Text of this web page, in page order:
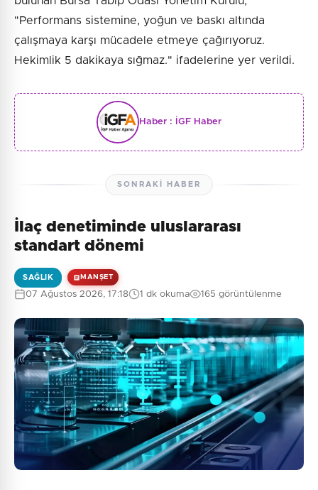
"Performans sistemine, yoğun ve baskı altında
çalışmaya karşı mücadele etmeye çağırıyoruz.
Hekimlik 5 dakikaya sığmaz." ifadelerine yer verildi.
Haber : İGF Haber
SONRAKI HABER
İlaç denetiminde uluslararası
standart dönemi
SAĞLIK MANŞET
07 Ağustos 2026, 17:18 1 dk okuma 165 görüntülenme